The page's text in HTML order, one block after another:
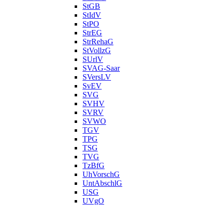
StGB
StIdV
StPO
StrEG
StrRehaG
StVollzG
SUrlV
SVAG-Saar
SVersLV
SvEV
SVG
SVHV
SVRV
SVWO
TGV
TPG
TSG
TVG
TzBfG
UhVorschG
UntAbschlG
USG
UVgO